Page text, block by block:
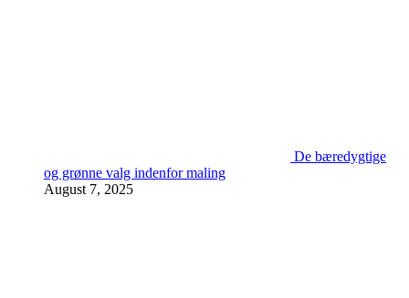
De bæredygtige
og grønne valg indenfor maling
August 7, 2025